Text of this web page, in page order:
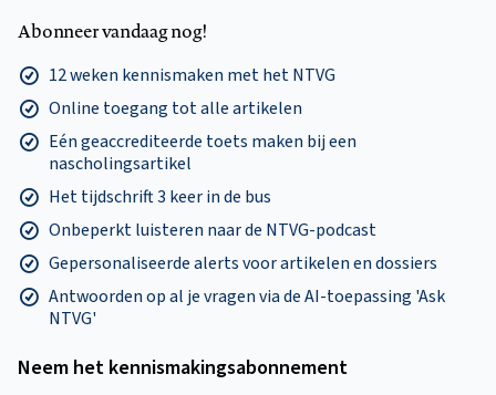
Abonneer vandaag nog!
12 weken kennismaken met het NTVG
Online toegang tot alle artikelen
Eén geaccrediteerde toets maken bij een
nascholingsartikel
Het tijdschrift 3 keer in de bus
Onbeperkt luisteren naar de NTVG-podcast
Gepersonaliseerde alerts voor artikelen en dossiers
Antwoorden op al je vragen via de AI-toepassing 'Ask
NTVG'
Neem het kennismakings­abonnement